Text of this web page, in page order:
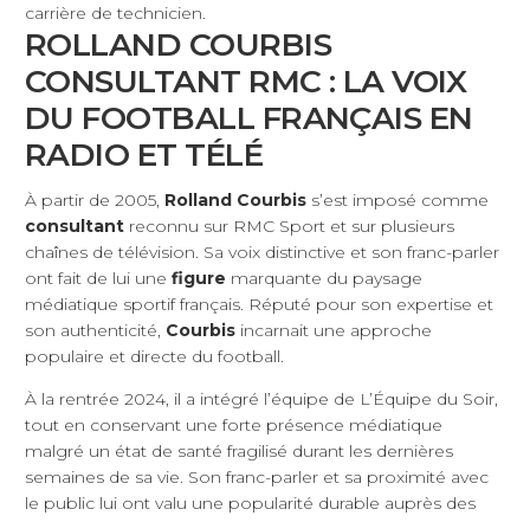
carrière de technicien.
ROLLAND COURBIS
CONSULTANT RMC : LA VOIX
DU FOOTBALL FRANÇAIS EN
RADIO ET TÉLÉ
À partir de 2005, Rolland Courbis s’est imposé comme
consultant reconnu sur RMC Sport et sur plusieurs
chaînes de télévision. Sa voix distinctive et son franc-parler
ont fait de lui une figure marquante du paysage
médiatique sportif français. Réputé pour son expertise et
son authenticité, Courbis incarnait une approche
populaire et directe du football.
À la rentrée 2024, il a intégré l’équipe de L’Équipe du Soir,
tout en conservant une forte présence médiatique
malgré un état de santé fragilisé durant les dernières
semaines de sa vie. Son franc-parler et sa proximité avec
le public lui ont valu une popularité durable auprès des